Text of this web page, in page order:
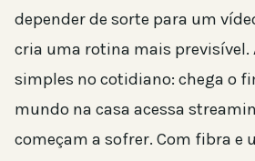
depender de sorte para um
cria uma rotina mais previsível.
simples no cotidiano: chega o
mundo na casa acessa
começam a sofrer. Com fibra e